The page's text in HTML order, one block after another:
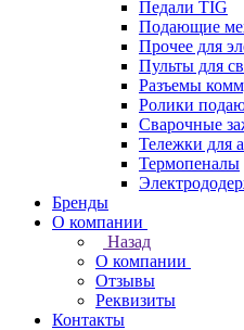
Педали TIG
Подающие
Прочее для
Пульты для
Разъемы
Ролики
Сварочные
Тележки для
Термопеналы
Бренды
О компании
Назад
О компании
Отзывы
Реквизиты
Контакты